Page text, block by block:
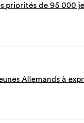
priorités de 95 000
Allemands à